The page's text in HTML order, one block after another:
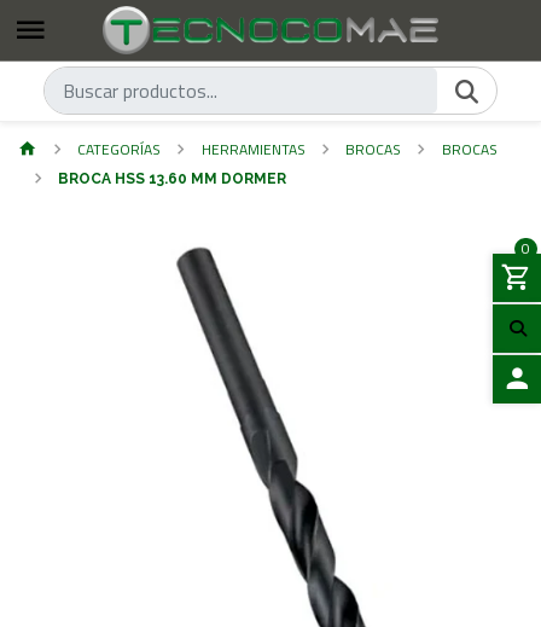
0
CATEGORÍAS HERRAMIENTAS BROCAS BROCAS
BROCA HSS 13.60 MM DORMER